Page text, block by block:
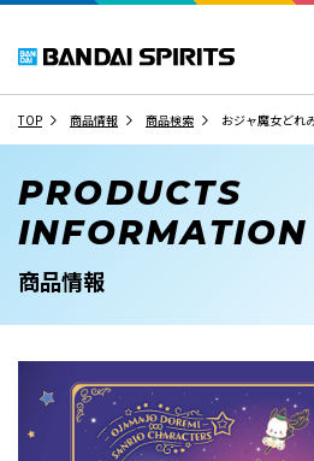
TOP 商品情報 商品検索 おジャ魔女どれ
PRODUCTS
INFORMATION
商品情報